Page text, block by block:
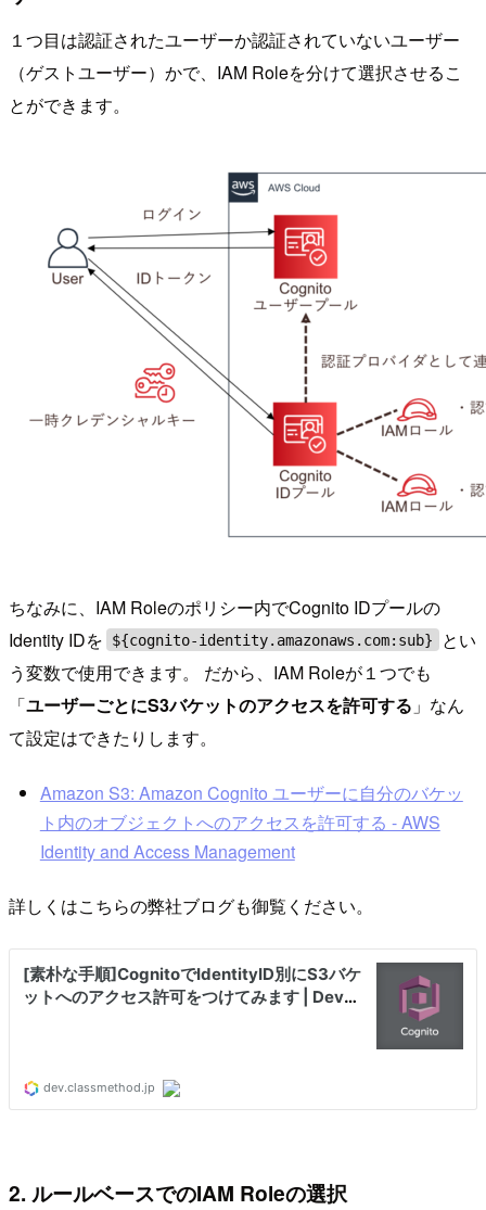
１つ目は認証されたユーザーか認証されていないユーザー
（ゲストユーザー）かで、IAM Roleを分けて選択させるこ
とができます。
ちなみに、IAM Roleのポリシー内でCognito IDプールの
Identity IDを
${cognito-identity.amazonaws.com:sub}
とい
う変数で使用できます。 だから、IAM Roleが１つでも
「ユーザーごとにS3バケットのアクセスを許可する 」なん
て設定はできたりします。
Amazon S3: Amazon Cognito ユーザーに自分のバケッ
ト内のオブジェクトへのアクセスを許可する - AWS
Identity and Access Management
詳しくはこちらの弊社ブログも御覧ください。
2. ルールベースでのIAM Roleの選択